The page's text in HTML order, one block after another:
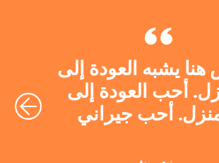
هنا يشبه العودة إلى
أحب العودة إلى